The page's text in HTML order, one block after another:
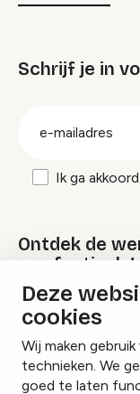
Deze
cookies
Wij maken
technieken. We
goed te laten
Schrijf je in
Ik ga
Ontdek de
van festivals!
Lees